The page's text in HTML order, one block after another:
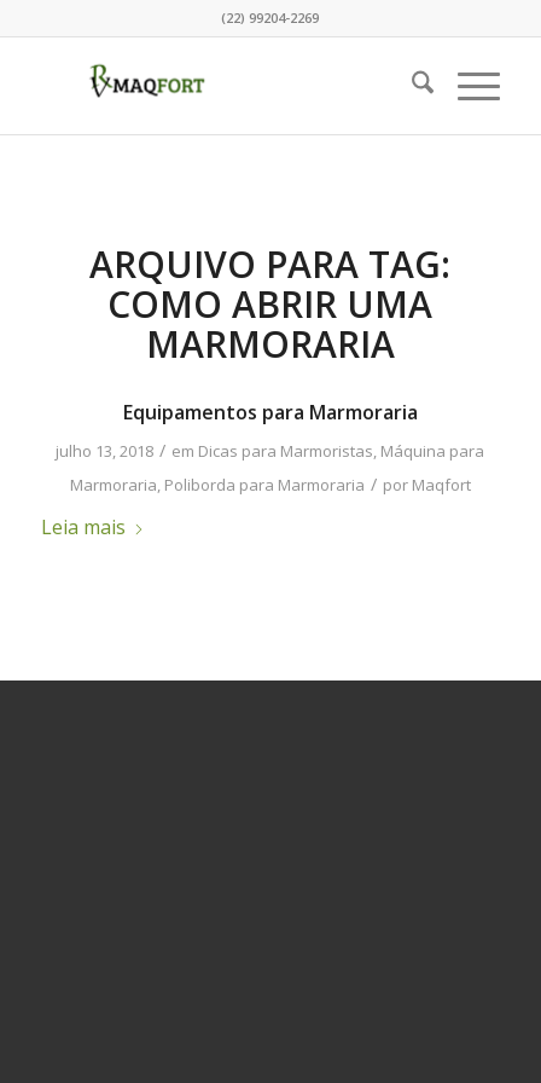
(22) 99204-2269
ARQUIVO PARA TAG:
COMO ABRIR UMA
MARMORARIA
Equipamentos para Marmoraria
julho 13, 2018 / em Dicas para Marmoristas, Máquina para
Marmoraria, Poliborda para Marmoraria / por Maqfort
Leia mais